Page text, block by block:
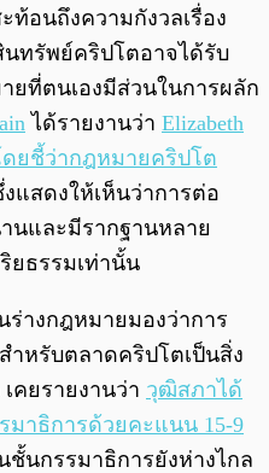
อนถึงความกังวลเรื่อง
นทรัพย์คริปโตอาจได้รับ
ยที่ตนเองมีส่วนในการผลัก
ได้รายงานว่า Elizabeth
ดยชี้ว่ากฎหมายคริปโต
แสดงให้เห็นว่าการต่อ
นและมีรากฐานหลาย
ยธรรมเท่านั้น
างกฎหมายมองว่าการ
ำหรับตลาดคริปโตเป็นสิ่ง
เคยรายงานว่า วุฒิสภาได้
มาธิการด้วยคะแนน 15-9
นกรรมาธิการยังห่างไกล